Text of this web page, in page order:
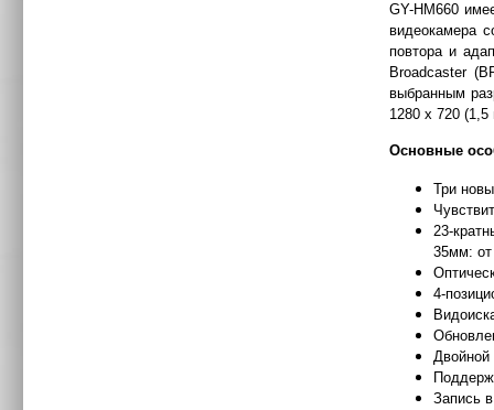
GY-HM660
видеокамера
повтора и
Broadcaster
выбранным
1280 х 720
Основные
Три
23-
35мм:
4-
Двойной
Запись